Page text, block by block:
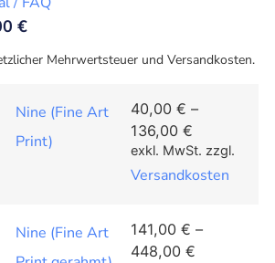
€
Mehrwertsteuer und Versandkosten.
Nine (Fine Art
Print)
40,00 € –
136,00 €
exkl. MwSt. zzgl.
Versandkosten
Nine (Fine Art
141,00 € –
448,00 €